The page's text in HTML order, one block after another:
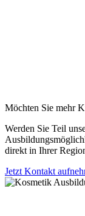
Möchten Sie mehr
Werden Sie Teil
direkt in Ihrer
Jetzt Kontakt